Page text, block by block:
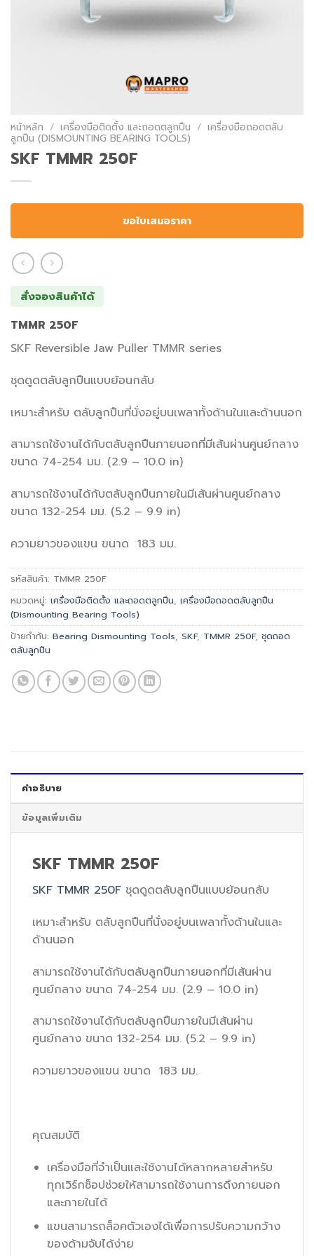
หน้าหลัก / เครื่องมือติดตั้ง และถอดตลูกปืน / เครื่องมือถอดตลับ
ลูกปืน (DISMOUNTING BEARING TOOLS)
SKF TMMR 250F
ขอใบเสนอราคา
สั่งจองสินค้าได้
TMMR 250F
SKF Reversible Jaw Puller TMMR series
ชุดดูดตลับลูกปืนแบบย้อนกลับ
เหมาะสำหรับ ตลับลูกปืนที่นั่งอยู่บนเพลาทั้งด้านในและด้านนอก
สามารถใช้งานได้กับตลับลูกปืนภายนอกที่มีเส้นผ่านศูนย์กลาง
ขนาด 74-254 มม. (2.9 – 10.0 in)
สามารถใช้งานได้กับตลับลูกปืนภายในมีเส้นผ่านศูนย์กลาง
ขนาด 132-254 มม. (5.2 – 9.9 in)
ความยาวของแขน ขนาด 183 มม.
รหัสสินค้า: TMMR 250F
หมวดหมู่: เครื่องมือติดตั้ง และถอดตลูกปืน, เครื่องมือถอดตลับลูกปืน
(Dismounting Bearing Tools)
ป้ายกำกับ: Bearing Dismounting Tools, SKF, TMMR 250F, ชุดถอด
ตลับลูกปืน
คำอธิบาย
ข้อมูลเพิ่มเติม
SKF TMMR 250F
SKF TMMR 250F ชุดดูดตลับลูกปืนแบบย้อนกลับ
เหมาะสำหรับ ตลับลูกปืนที่นั่งอยู่บนเพลาทั้งด้านในและ
ด้านนอก
สามารถใช้งานได้กับตลับลูกปืนภายนอกที่มีเส้นผ่าน
ศูนย์กลาง ขนาด 74-254 มม. (2.9 – 10.0 in)
สามารถใช้งานได้กับตลับลูกปืนภายในมีเส้นผ่าน
ศูนย์กลาง ขนาด 132-254 มม. (5.2 – 9.9 in)
ความยาวของแขน ขนาด 183 มม.
คุณสมบัติ
เครื่องมือที่จำเป็นและใช้งานได้หลากหลายสำหรับ
ทุกเวิร์กช็อปช่วยให้สามารถใช้งานการดึงภายนอก
และภายในได้
แขนสามารถล็อคตัวเองได้เพื่อการปรับความกว้าง
ของด้ามจับได้ง่าย